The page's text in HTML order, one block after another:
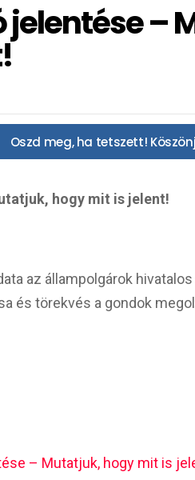
–
Oszd meg, ha tetszett!
hogy mit is jelent!
az állampolgárok
és törekvés a gondok
– Mutatjuk, hogy mit is